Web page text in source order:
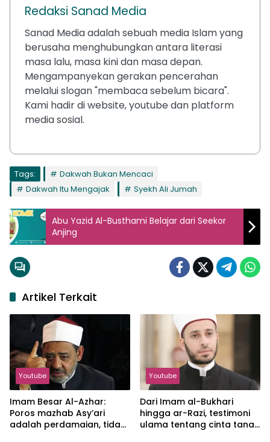
Redaksi Sanad Media
Sanad Media adalah sebuah media Islam yang
berusaha menghubungkan antara literasi
masa lalu, masa kini dan masa depan.
Mengampanyekan gerakan pencerahan
melalui slogan "membaca sebelum bicara".
Kami hadir di website, youtube dan platform
media sosial.
Tags:
Dakwah Bukan Mencaci
Dakwah Itu Mengajak
Syekh Ali Jumah
Abu Yazid Al-Busthami Belajar dari Seekor
Anjing
Artikel Terkait
Youtube
Imam Besar Al-Azhar:
Poros mazhab Asy’ari
adalah perdamaian, tidak
Youtube
Dari Imam al-Bukhari
hingga ar-Razi, testimoni
ulama tentang cinta tanah